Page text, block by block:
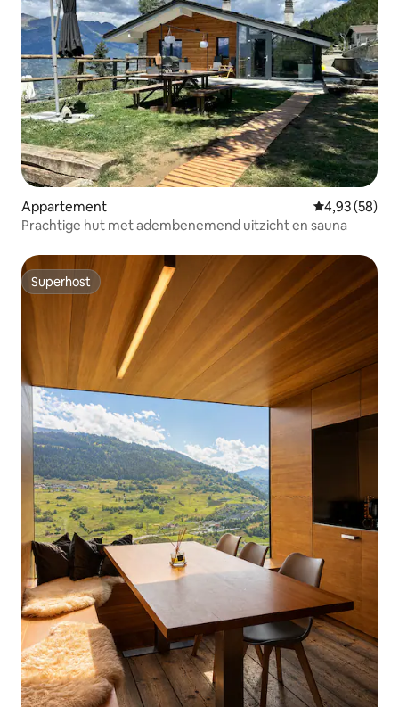
Appartement Gemiddelde
4,93 (58)
Prachtige hut met adembenemend uitzicht en sauna
Superhost
Superhost